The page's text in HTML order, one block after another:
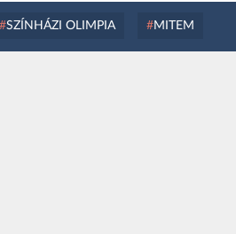
SZÍNHÁZI OLIMPIA MITEM